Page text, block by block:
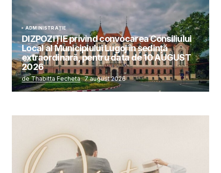
ADMINISTRAȚIE
DIZPOZIȚIE privind convocarea Consiliului
Local al Municipiului Lugoj în şedinţă
extraordinară, pentru data de 10 AUGUST
2026
de Thabitta Fecheta 7 august 2026